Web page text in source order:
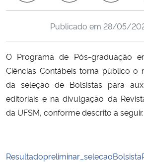
Ministério de Minas e Energia
Ministério da Ciência, Tecnologia, Inovações e
Ministério do Meio Ambiente
Publicado em 28/05/
O Programa de Pós-graduação
Ciências Contábeis torna público o
da seleção de Bolsistas para
editoriais e na divulgação da
da UFSM, conforme descrito a seguir.